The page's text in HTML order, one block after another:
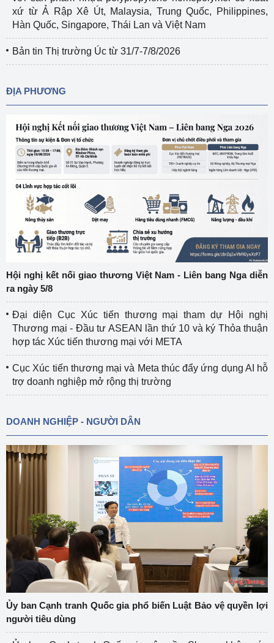
xứ từ Ả Rập Xê Út, Malaysia, Trung Quốc, Philippines,
Hàn Quốc, Singapore, Thái Lan và Việt Nam
Bản tin Thị trường Úc từ 31/7-7/8/2026
ĐỊA PHƯƠNG
Hội nghị kết nối giao thương Việt Nam - Liên bang Nga diễn
ra ngày 5/8
Đại diện Cục Xúc tiến thương mại tham dự Hội nghị
Thương mại - Đầu tư ASEAN lần thứ 10 và ký Thỏa thuận
hợp tác Xúc tiến thương mại với META
Cục Xúc tiến thương mại và Meta thúc đẩy ứng dụng AI hỗ
trợ doanh nghiệp mở rộng thị trường
DOANH NGHIỆP - NGƯỜI DÂN
Ủy ban Cạnh tranh Quốc gia phổ biến Luật Bảo vệ quyền lợi
người tiêu dùng